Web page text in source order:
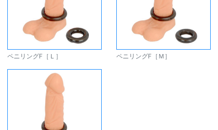
ペニリングF［Ｌ］ ペニリングF［Ｍ］